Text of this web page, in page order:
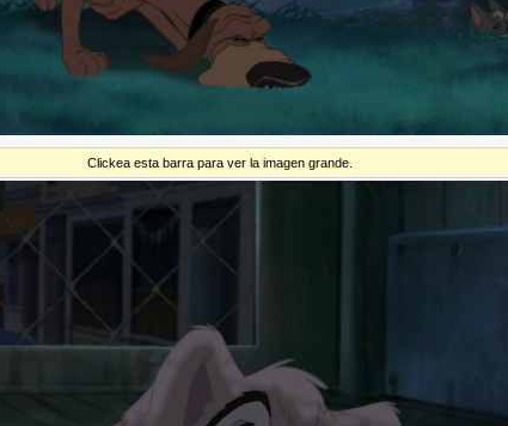
Clickea esta barra para ver la imagen grande.